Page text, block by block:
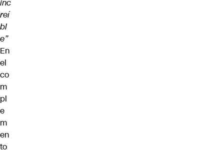
inc
reí
bl
e”
En
el
co
m
pl
e
m
en
to